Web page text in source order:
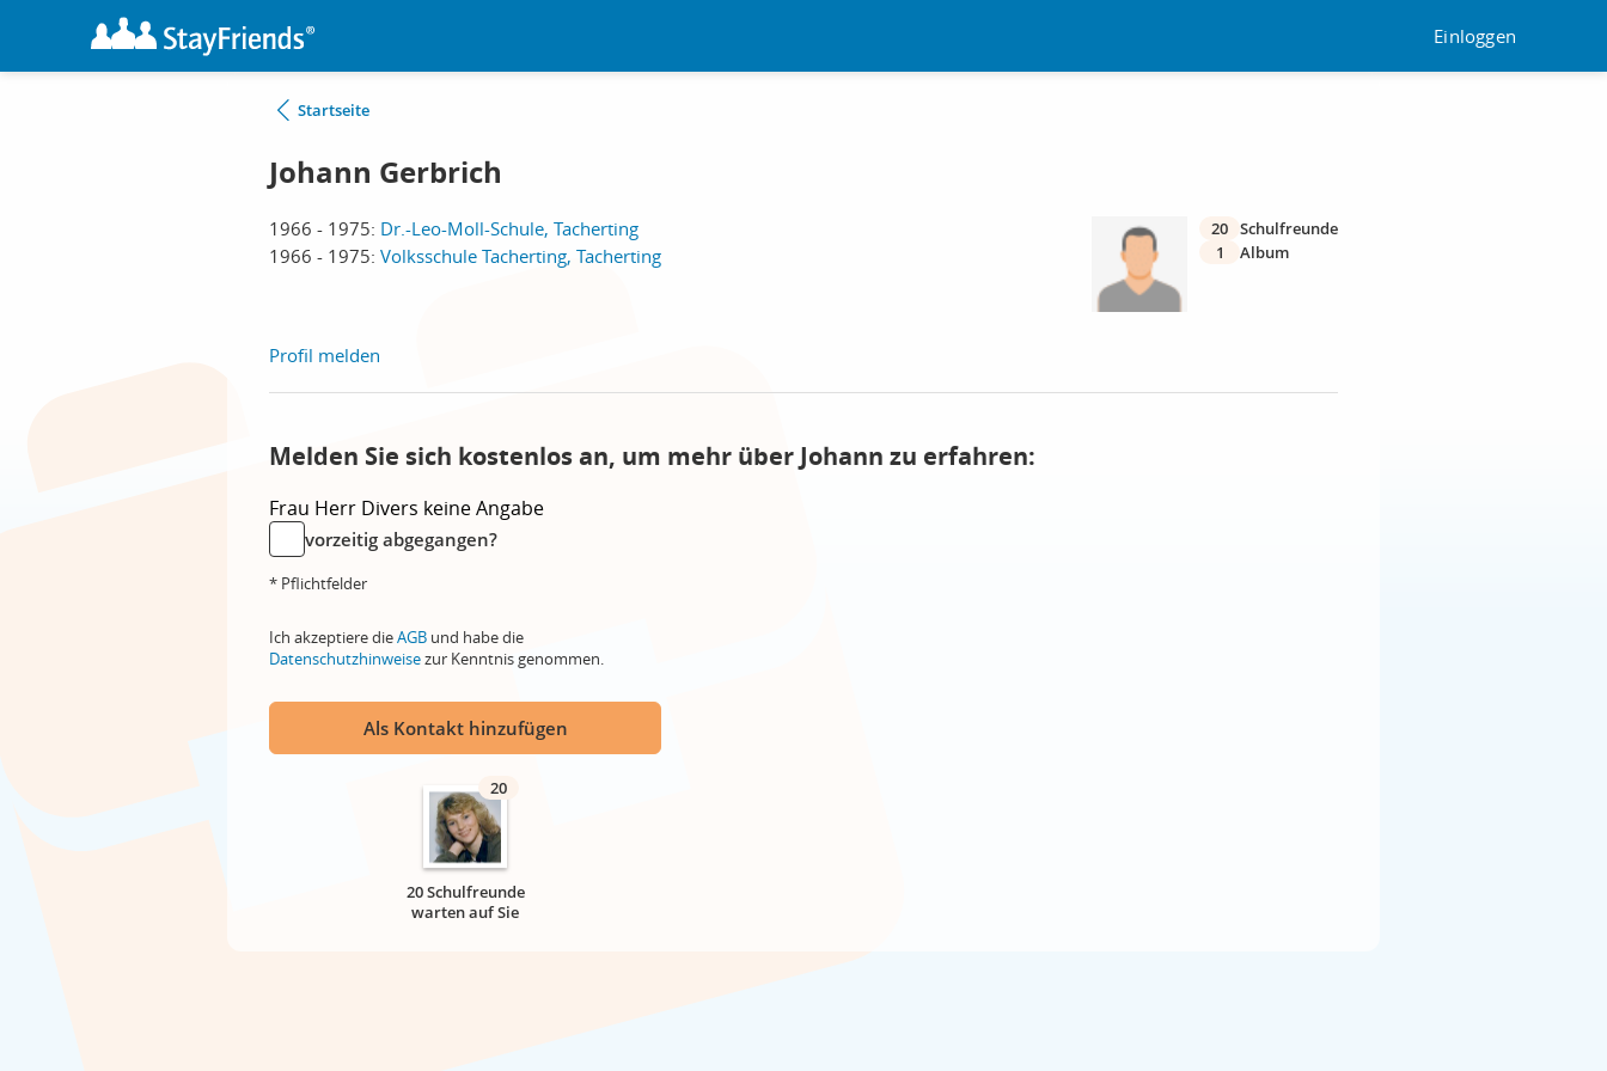
Einloggen
Startseite
Johann Gerbrich
1966 - 1975: Dr.-Leo-Moll-Schule, Tacherting
1966 - 1975: Volksschule Tacherting, Tacherting
20 Schulfreunde
1
Album
Profil melden
Melden Sie sich kostenlos an, um mehr über Johann zu erfahren:
Frau Herr Divers keine Angabe
vorzeitig abgegangen?
* Pflichtfelder
Ich akzeptiere dieAGB und habe die
Datenschutzhinweisezur Kenntnis genommen.
Als Kontakt hinzufügen
20
20 Schulfreunde
warten auf Sie